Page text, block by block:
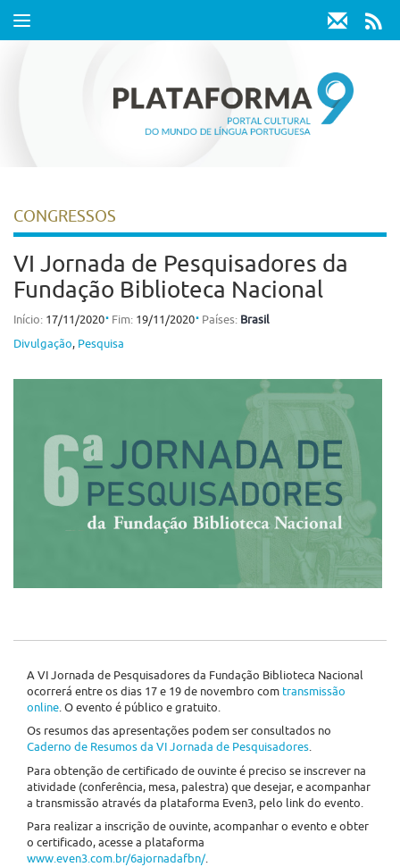
Toggle
CONGRESSOS
VI Jornada de Pesquisadores da
Fundação Biblioteca Nacional
Início: 17/11/2020⋅ Fim: 19/11/2020⋅ Países: Brasil
Divulgação, Pesquisa
A VI Jornada de Pesquisadores da Fundação Biblioteca Nacional
ocorrerá entre os dias 17 e 19 de novembro com transmissão
online . O evento é público e gratuito.
Os resumos das apresentações podem ser consultados no
Caderno de Resumos da VI Jornada de Pesquisadores.
Para obtenção de certificado de ouvinte é preciso se inscrever na
atividade (conferência, mesa, palestra) que desejar, e acompanhar
a transmissão através da plataforma Even3, pelo link do evento.
Para realizar a inscrição de ouvinte, acompanhar o evento e obter
o certificado, acesse a plataforma
www.even3.com.br/6ajornadafbn/.